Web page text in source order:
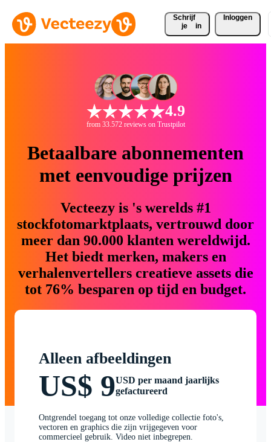
Schrijf
je
in
Inloggen
4.9
from 33.572 reviews on Trustpilot
Betaalbare abonnementen
met eenvoudige prijzen
Vecteezy is 's werelds #1
stockfotomarktplaats, vertrouwd door
meer dan 90.000 klanten wereldwijd.
Het biedt merken, makers en
verhalenvertellers creatieve assets die
tot 76% besparen op tijd en budget.
Alleen afbeeldingen
US$ 9USD per maand jaarlijks
gefactureerd
Ontgrendel toegang tot onze volledige collectie foto's,
vectoren en graphics die zijn vrijgegeven voor
commercieel gebruik. Video niet inbegrepen.